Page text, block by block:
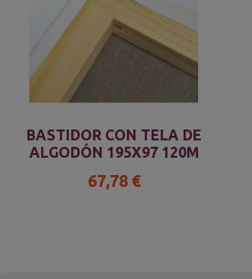
BASTIDOR CON TELA DE
ALGODÓN 195X97 120M
67,78 €